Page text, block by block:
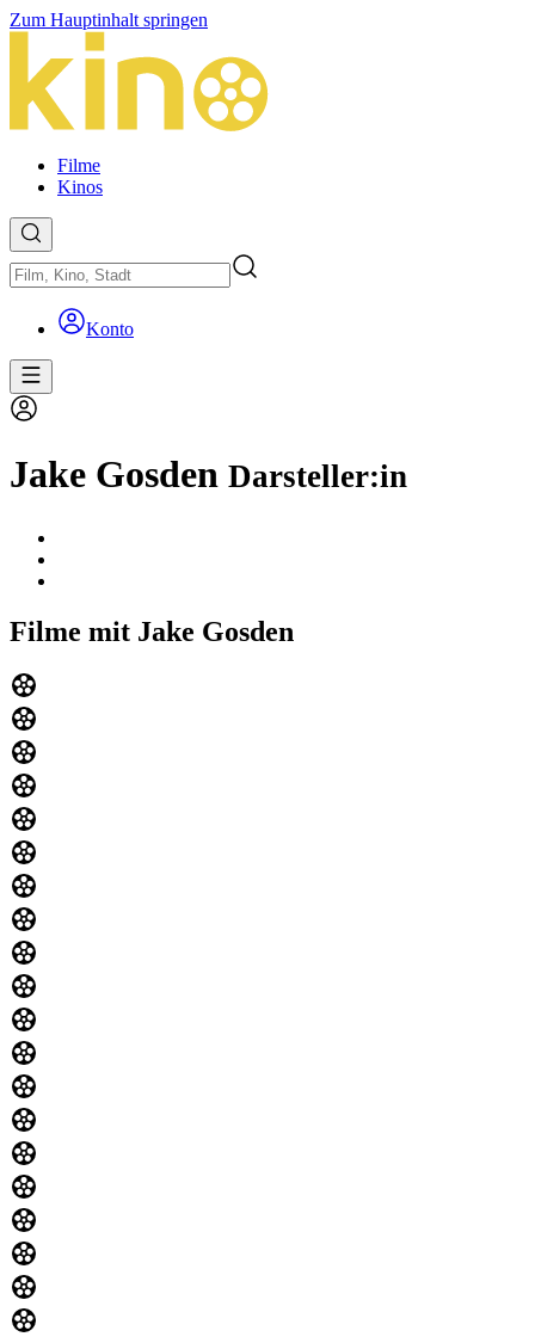
Zum Hauptinhalt springen
Filme
Kinos
Konto
Jake Gosden Darsteller:in
Filme mit Jake Gosden